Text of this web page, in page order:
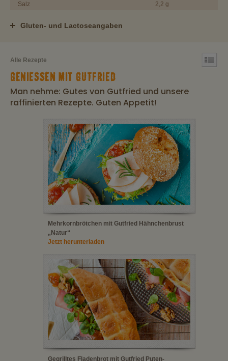
Salz 2,2 g
Gluten- und Lactoseangaben
Alle Rezepte
GENIESSEN MIT GUTFRIED
Man nehme: Gutes von Gutfried und unsere
raffinierten Rezepte. Guten Appetit!
Mehrkornbrötchen mit Gutfried Hähnchenbrust
„Natur“
Jetzt herunterladen
Gegrilltes Fladenbrot mit Gutfried Puten-